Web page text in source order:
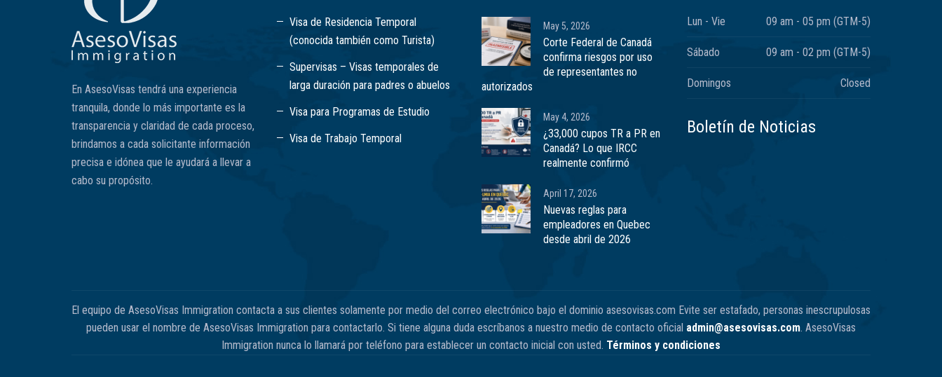
En AsesoVisas tendrá una experiencia
tranquila, donde lo más importante es la
transparencia y claridad de cada proceso,
brindamos a cada solicitante información
precisa e idónea que le ayudará a llevar a
cabo su propósito.
Visa de Residencia Temporal
(conocida también como Turista)
Supervisas – Visas temporales de
larga duración para padres o abuelos
Visa para Programas de Estudio
Visa de Trabajo Temporal
May 5, 2026
Corte Federal de Canadá
confirma riesgos por uso
de representantes no
autorizados
May 4, 2026
¿33,000 cupos TR a PR en
Canadá? Lo que IRCC
realmente confirmó
April 17, 2026
Nuevas reglas para
empleadores en Quebec
desde abril de 2026
Lun - Vie 09 am - 05 pm (GTM-5)
Sábado 09 am - 02 pm (GTM-5)
Domingos Closed
Boletín de Noticias
El equipo de AsesoVisas Immigration contacta a sus clientes solamente por medio del correo electrónico bajo el dominio asesovisas.com Evite ser estafado, personas inescrupulosas
pueden usar el nombre de AsesoVisas Immigration para contactarlo. Si tiene alguna duda escríbanos a nuestro medio de contacto oficial admin@asesovisas.com. AsesoVisas
Immigration nunca lo llamará por teléfono para establecer un contacto inicial con usted. Términos y condiciones